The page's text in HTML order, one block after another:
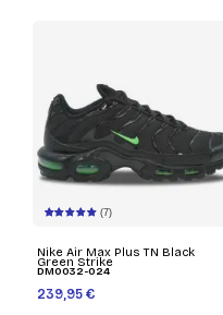
(7)
Nike Air Max Plus TN Black
Green Strike
DM0032-024
239,95 €